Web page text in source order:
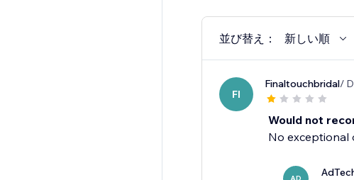
Not sure? Talk to us!
並び替え： 新しい順
FI
Finaltouchbridal/
Would not
No exceptional